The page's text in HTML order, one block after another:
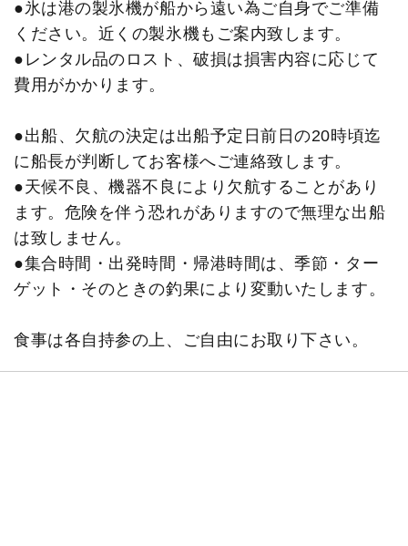
●氷は港の製氷機が船から遠い為ご自身でご準備
ください。近くの製氷機もご案内致します。
●レンタル品のロスト、破損は損害内容に応じて
費用がかかります。
●出船、欠航の決定は出船予定日前日の20時頃迄
に船長が判断してお客様へご連絡致します。
●天候不良、機器不良により欠航することがあり
ます。危険を伴う恐れがありますので無理な出船
は致しません。
●集合時間・出発時間・帰港時間は、季節・ター
ゲット・そのときの釣果により変動いたします。
食事は各自持参の上、ご自由にお取り下さい。